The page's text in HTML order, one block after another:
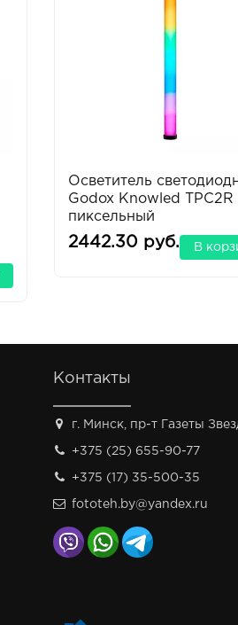
Осветитель
Godox Knowled TPC2R
пиксельный
2442.30 руб. В
Контакты
г. Минск, пр-т Газеты
+375 (25) 655-90-77
+375 (17) 35-500-35
fototeh.by@yandex.ru